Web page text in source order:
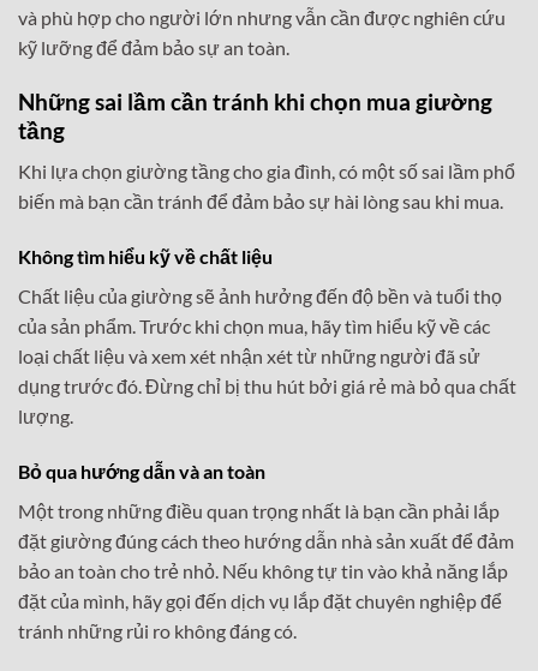
và phù hợp cho người lớn nhưng vẫn cần được nghiên cứu
kỹ lưỡng để đảm bảo sự an toàn.
Những sai lầm cần tránh khi chọn mua giường
tầng
Khi lựa chọn giường tầng cho gia đình, có một số sai lầm phổ
biến mà bạn cần tránh để đảm bảo sự hài lòng sau khi mua.
Không tìm hiểu kỹ về chất liệu
Chất liệu của giường sẽ ảnh hưởng đến độ bền và tuổi thọ
của sản phẩm. Trước khi chọn mua, hãy tìm hiểu kỹ về các
loại chất liệu và xem xét nhận xét từ những người đã sử
dụng trước đó. Đừng chỉ bị thu hút bởi giá rẻ mà bỏ qua chất
lượng.
Bỏ qua hướng dẫn và an toàn
Một trong những điều quan trọng nhất là bạn cần phải lắp
đặt giường đúng cách theo hướng dẫn nhà sản xuất để đảm
bảo an toàn cho trẻ nhỏ. Nếu không tự tin vào khả năng lắp
đặt của mình, hãy gọi đến dịch vụ lắp đặt chuyên nghiệp để
tránh những rủi ro không đáng có.